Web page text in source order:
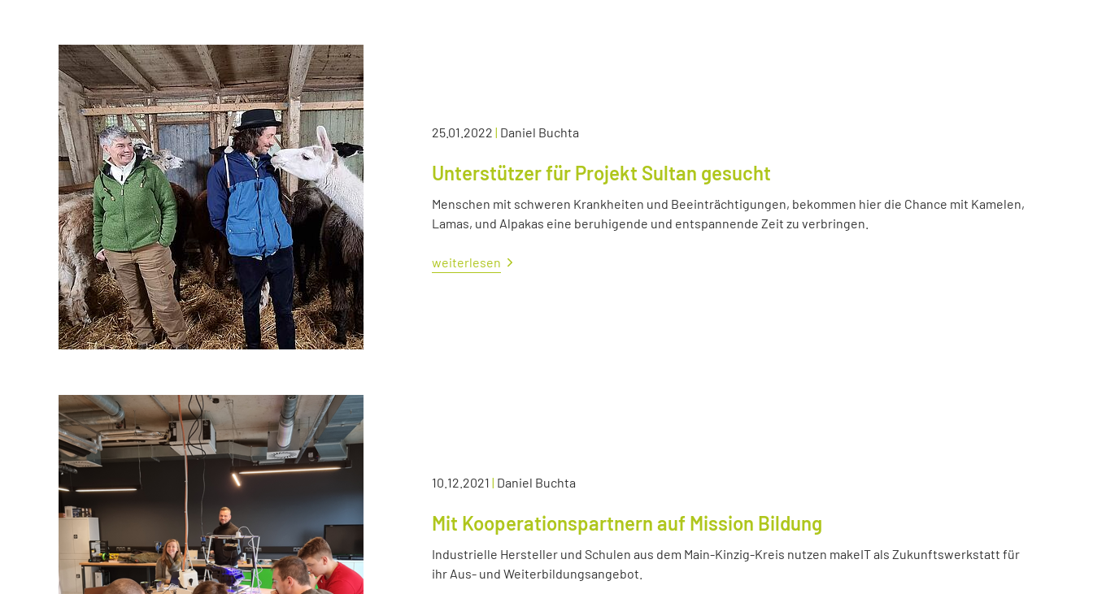
25.01.2022 | Daniel Buchta
Unterstützer für Projekt Sultan gesucht
Menschen mit schweren Krankheiten und Beeinträchtigungen, bekommen hier die Chance mit Kamelen,
Lamas, und Alpakas eine beruhigende und entspannende Zeit zu verbringen.
weiterlesen
10.12.2021 | Daniel Buchta
Mit Kooperationspartnern auf Mission Bildung
Industrielle Hersteller und Schulen aus dem Main-Kinzig-Kreis nutzen makeIT als Zukunftswerkstatt für
ihr Aus- und Weiterbildungsangebot.